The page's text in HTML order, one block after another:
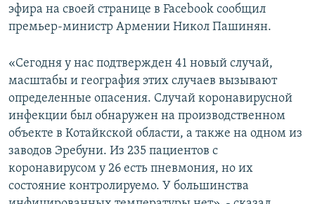
эфира на своей странице в Facebook сообщил
премьер-министр Армении Никол Пашинян.
«Сегодня у нас подтвержден 41 новый случай,
масштабы и география этих случаев вызывают
определенные опасения. Случай коронавирусной
инфекции был обнаружен на производственном
объекте в Котайкской области, а также на одном из
заводов Эребуни. Из 235 пациентов с
коронавирусом у 26 есть пневмония, но их
состояние контролируемо. У большинства